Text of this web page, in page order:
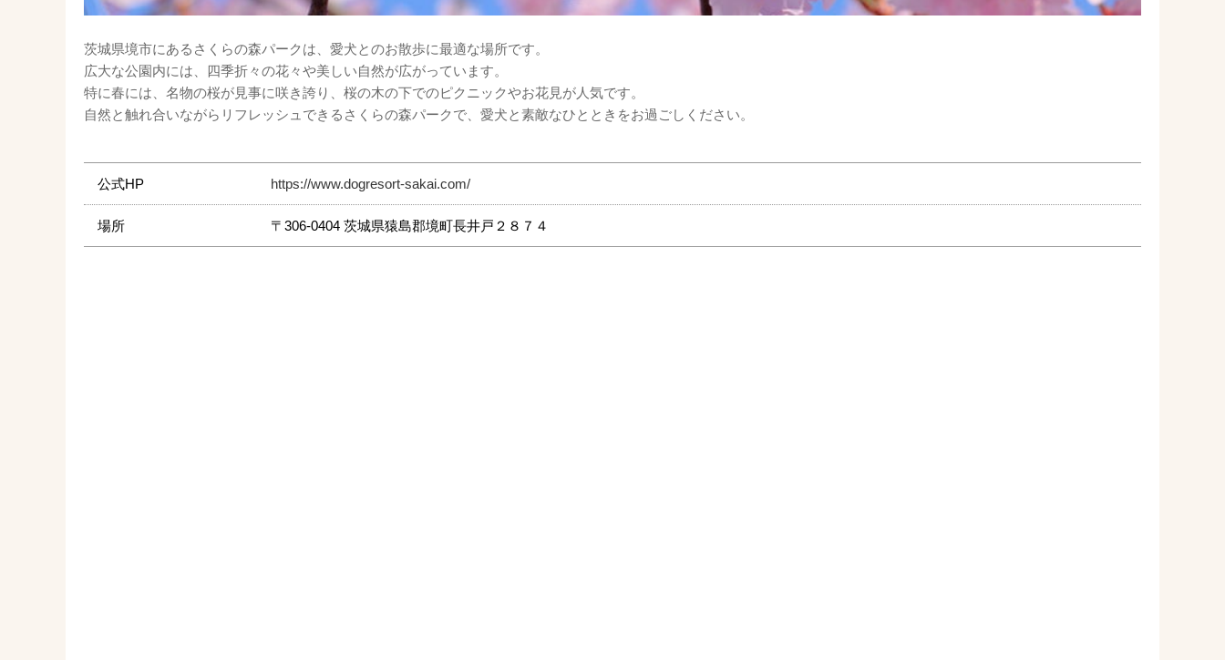
茨城県境市にあるさくらの森パークは、愛犬とのお散歩に最適な場所です。
広大な公園内には、四季折々の花々や美しい自然が広がっています。
特に春には、名物の桜が見事に咲き誇り、桜の木の下でのピクニックやお花見が人気です。
自然と触れ合いながらリフレッシュできるさくらの森パークで、愛犬と素敵なひとときをお過ごしください。
公式HP https://www.dogresort-sakai.com/
場所 〒306-0404 茨城県猿島郡境町長井戸２８７４